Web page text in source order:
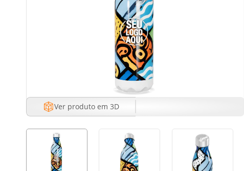
Ver produto em 3D